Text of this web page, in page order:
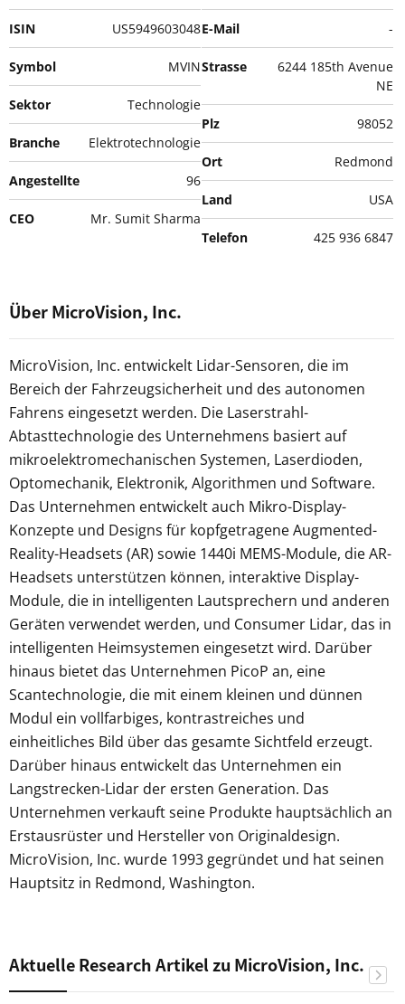
ISIN US5949603048
Symbol MVIN
Sektor Technologie
Branche Elektrotechnologie
Angestellte 96
CEO Mr. Sumit Sharma
E-Mail -
Strasse
6244 185th Avenue
NE
Plz 98052
Ort Redmond
Land USA
Telefon 425 936 6847
Über MicroVision, Inc.
MicroVision, Inc. entwickelt Lidar-Sensoren, die im
Bereich der Fahrzeugsicherheit und des autonomen
Fahrens eingesetzt werden. Die Laserstrahl-
Abtasttechnologie des Unternehmens basiert auf
mikroelektromechanischen Systemen, Laserdioden,
Optomechanik, Elektronik, Algorithmen und Software.
Das Unternehmen entwickelt auch Mikro-Display-
Konzepte und Designs für kopfgetragene Augmented-
Reality-Headsets (AR) sowie 1440i MEMS-Module, die AR-
Headsets unterstützen können, interaktive Display-
Module, die in intelligenten Lautsprechern und anderen
Geräten verwendet werden, und Consumer Lidar, das in
intelligenten Heimsystemen eingesetzt wird. Darüber
hinaus bietet das Unternehmen PicoP an, eine
Scantechnologie, die mit einem kleinen und dünnen
Modul ein vollfarbiges, kontrastreiches und
einheitliches Bild über das gesamte Sichtfeld erzeugt.
Darüber hinaus entwickelt das Unternehmen ein
Langstrecken-Lidar der ersten Generation. Das
Unternehmen verkauft seine Produkte hauptsächlich an
Erstausrüster und Hersteller von Originaldesign.
MicroVision, Inc. wurde 1993 gegründet und hat seinen
Hauptsitz in Redmond, Washington.
Aktuelle Research Artikel zu MicroVision, Inc.